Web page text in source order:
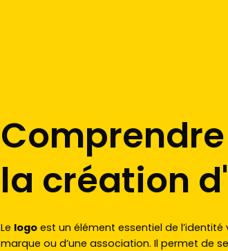
la création
Le logo est un élément essentiel de l’identité
marque ou d’une association. Il permet de